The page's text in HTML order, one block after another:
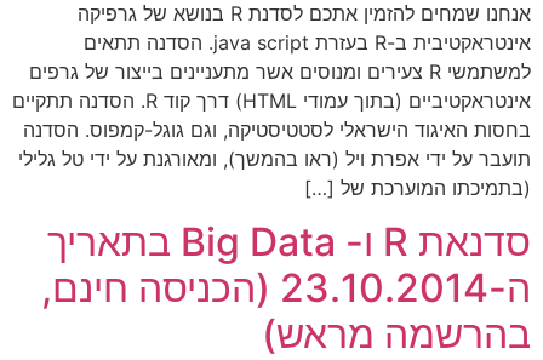
אנחנו שמחים להזמין אתכם לסדנת R בנושא של גרפיקה
אינטראקטיבית ב-R בעזרת java script. הסדנה תתאים
למשתמשי R צעירים ומנוסים אשר מתעניינים בייצור של גרפים
אינטראקטיביים (בתוך עמודי HTML) דרך קוד R. הסדנה תתקיים
בחסות האיגוד הישראלי לסטטיסטיקה, וגם גוגל-קמפוס. הסדנה
תועבר על ידי אפרת ויל (ראו בהמשך), ומאורגנת על ידי טל גלילי
(בתמיכתו המוערכת של […]
סדנאת R ו- Big Data בתאריך
ה-23.10.2014 (הכניסה חינם,
בהרשמה מראש)